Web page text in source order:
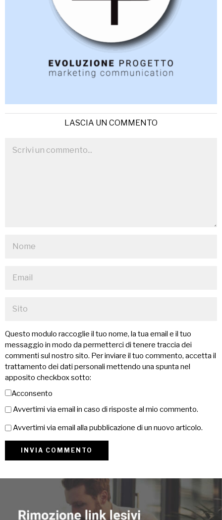
LASCIA UN COMMENTO
Questo modulo raccoglie il tuo nome, la tua email e il tuo
messaggio in modo da permetterci di tenere traccia dei
commenti sul nostro sito. Per inviare il tuo commento, accetta il
trattamento dei dati personali mettendo una spunta nel
apposito checkbox sotto:
Acconsento
Avvertimi via email in caso di risposte al mio commento.
Avvertimi via email alla pubblicazione di un nuovo articolo.